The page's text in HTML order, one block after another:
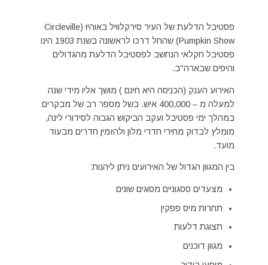
פסטיבל הדלעת של העיר סירקלוויל באוהיו (Circleville
Pumpkin Show) שהחל דרכו לראשונה בשנת 1903 הינו
פסטיבל חקלאי הנחשב לפסטיבל הדלעת מהגדולים
והיפים שבארה"ב.
האירוע הענק (הכניסה היא חינם ) מושך אליו מידי שנה
למעלה מ – 400,000 איש. בשל מספר רב של מבקרים
במהלך ימי פסטיבל ועקב הביקוש הגבוה לסידורי לינה,
מומלץ לבדוק מחירי חדרי מלון ולהזמין חדרים מבעוד
מועד.
בין המגוון הגדול של האירועים ניתן ליהנות:
מצעדים ססגוניים מסוגים שונים
תחרות מיס פפקין
תצוגת דלעות
מגוון דוכנים